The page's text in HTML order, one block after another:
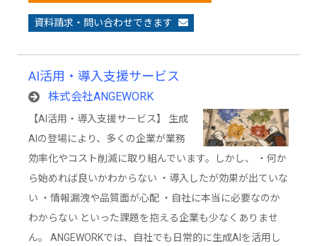
資料請求・問い合わせできます
AI活用・導入支援サービス
株式会社ANGEWORK
【AI活用・導入支援サービス】 生成
AIの登場により、多くの企業が業務
効率化やコスト削減に取り組んでいます。しかし、 ・何か
ら始めれば良いかわからない ・導入したが効果が出ていな
い ・情報漏洩や品質面が心配 ・自社に本当に必要なのか
わからない といった課題を抱える企業も少なくありませ
ん。 ANGEWORKでは、自社でも日常的に生成AIを活用し